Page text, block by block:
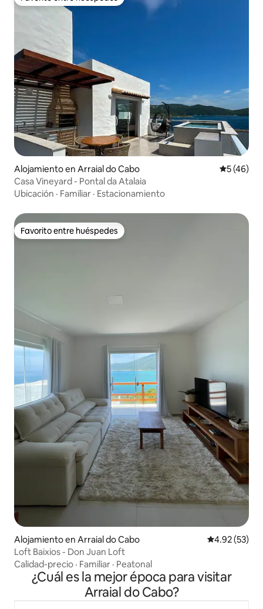
Favorito entre huéspedes
Alojamiento en Arraial do Cabo
5 (46)
Casa Vineyard - Pontal da Atalaia
Ubicación · Familiar · Estacionamiento
Favorito entre huéspedes
Favorito entre huéspedes
Alojamiento en Arraial do Cabo Calificación
4.92 (53)
Loft Baixios - Don Juan Loft
Calidad-precio · Familiar · Peatonal
¿Cuál es la mejor época para visitar
Arraial do Cabo?